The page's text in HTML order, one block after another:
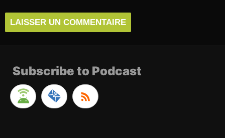
Subscribe to Podcast